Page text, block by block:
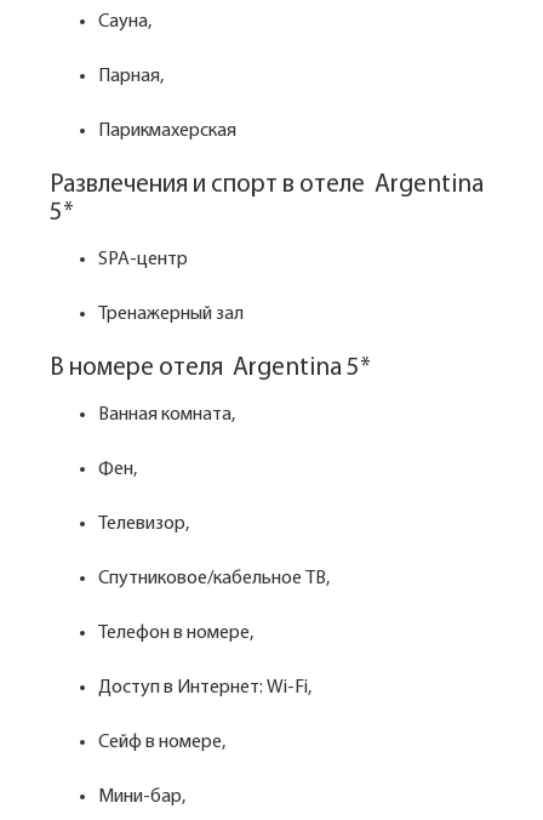
Сауна,
Парная,
Парикмахерская
Развлечения и спорт в отеле Argentina
5*
SPA-центр
Тренажерный зал
В номере отеля Argentina 5*
Ванная комната,
Фен,
Телевизор,
Спутниковое/кабельное ТВ,
Телефон в номере,
Доступ в Интернет: Wi-Fi,
Сейф в номере,
Мини-бар,